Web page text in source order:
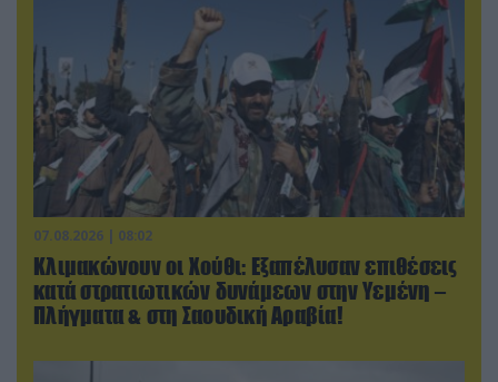
07.08.2026 | 08:02
Κλιμακώνουν οι Χούθι: Eξαπέλυσαν επιθέσεις
κατά στρατιωτικών δυνάμεων στην Υεμένη –
Πλήγματα & στη Σαουδική Αραβία!